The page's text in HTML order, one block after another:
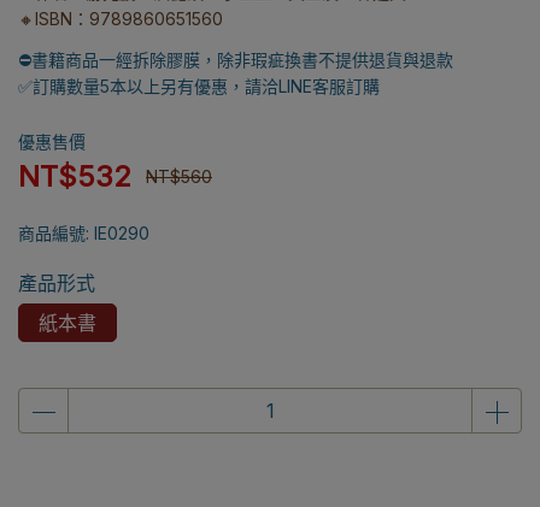
🔸ISBN：9789860651560
⛔書籍商品一經拆除膠膜，除非瑕疵換書不提供退貨與退款
✅訂購數量5本以上另有優惠，請洽LINE客服訂購
優惠售價
NT$532 NT$560
商品編號: IE0290
產品形式
紙本書